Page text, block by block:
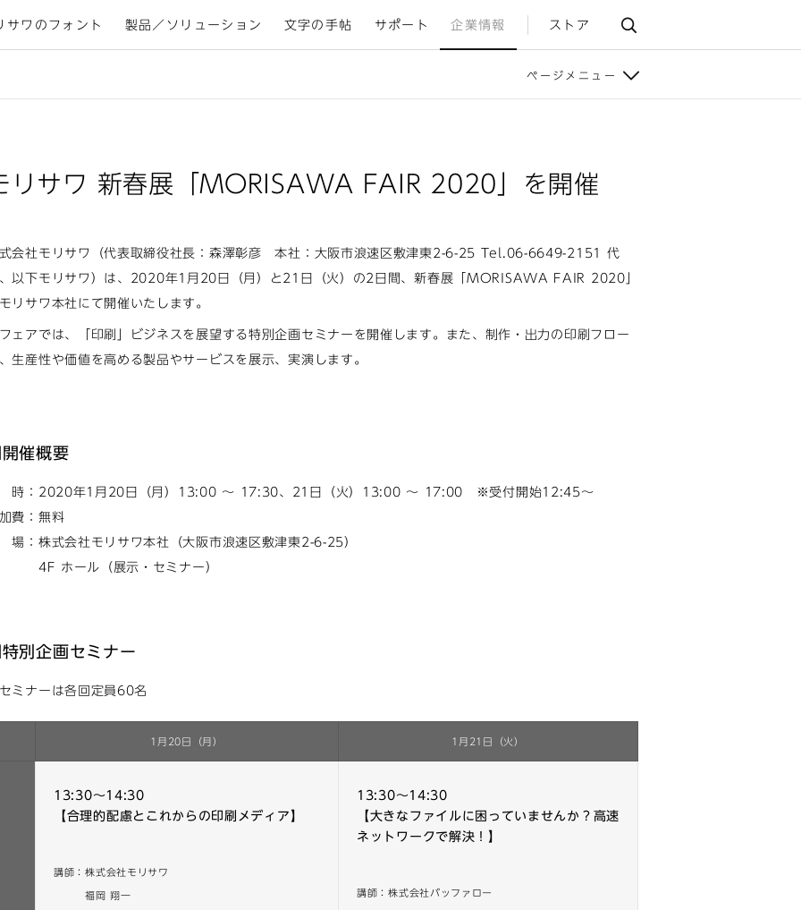
サワのフォント 製品／ソリューション 文字の手帖 サポート 企業情報 ストア
ページメニュー
リサワ 新春展「MORISAWA FAIR 2020」を開催
会社モリサワ（代表取締役社長：森澤彰彦 本社：大阪市浪速区敷津東2-6-25 Tel.06-6649-2151 代
以下モリサワ）は、2020年1月20日（月）と21日（火）の2日間、新春展「MORISAWA FAIR 2020」
リサワ本社にて開催いたします。
ェアでは、「印刷」ビジネスを展望する特別企画セミナーを開催します。また、制作・出力の印刷フロー
生産性や価値を高める製品やサービスを展示、実演します。
開催概要
時：2020年1月20日（月）13:00 ～ 17:30、21日（火）13:00 ～ 17:00 ※受付開始12:45～
費：無料
場：株式会社モリサワ本社（大阪市浪速区敷津東2-6-25）
ホール（展示・セミナー）
特別企画セミナー
ミナーは各回定員60名
1月20日（月） 1月21日（火）
13:30～14:30
【合理的配慮とこれからの印刷メディア】
講師：株式会社モリサワ
福岡 翔一
13:30～14:30
【大きなファイルに困っていませんか？高速
ネットワークで解決！】
講師：株式会社バッファロー